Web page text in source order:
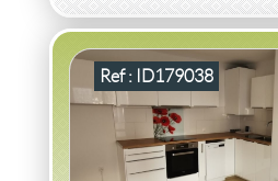
Ref : ID179038